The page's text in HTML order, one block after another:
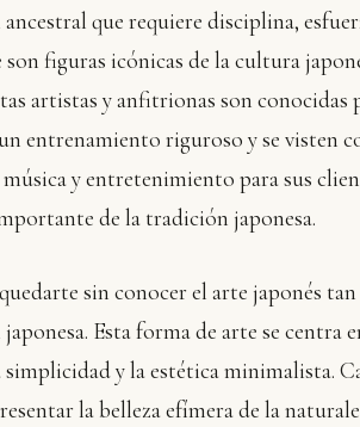
que requiere disciplina,
son figuras icónicas de la cultura
artistas y anfitrionas son conocidas
un entrenamiento riguroso y se visten
y entretenimiento para sus
de la tradición japonesa.
sin conocer el arte japonés
Esta forma de arte se centra
simplicidad y la estética minimalista.
la belleza efímera de la